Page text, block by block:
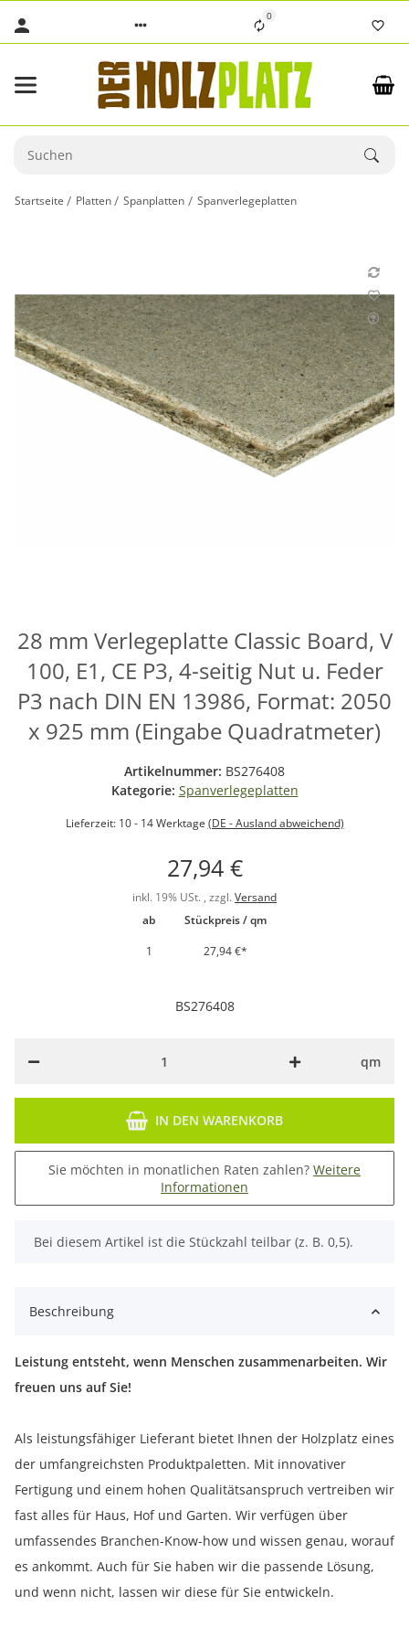
0
Startseite Platten Spanplatten Spanverlegeplatten
28 mm Verlegeplatte Classic Board, V
100, E1, CE P3, 4-seitig Nut u. Feder
P3 nach DIN EN 13986, Format: 2050
x 925 mm (Eingabe Quadratmeter)
Artikelnummer: BS276408
Kategorie: Spanverlegeplatten
Lieferzeit: 10 - 14 Werktage (DE - Ausland abweichend)
27,94 €
inkl. 19% USt. , zzgl. Versand
ab
Stückpreis / qm
1
27,94 €*
BS276408
qm
IN DEN WARENKORB
Sie möchten in monatlichen Raten zahlen? Weitere
Informationen
x
Bei diesem Artikel ist die Stückzahl teilbar (z. B. 0,5).
Beschreibung
Leistung entsteht, wenn Menschen zusammenarbeiten. Wir
freuen uns auf Sie!
Als leistungsfähiger Lieferant bietet Ihnen der Holzplatz eines
der umfangreichsten Produktpaletten. Mit innovativer
Fertigung und einem hohen Qualitätsanspruch vertreiben wir
fast alles für Haus, Hof und Garten. Wir verfügen über
umfassendes Branchen-Know-how und wissen genau, worauf
es ankommt. Auch für Sie haben wir die passende Lösung,
und wenn nicht, lassen wir diese für Sie entwickeln.